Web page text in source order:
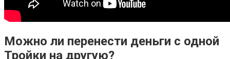
Можно ли перенести деньги с одной
Тройки на другую?